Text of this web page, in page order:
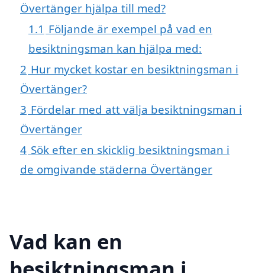
Övertänger hjälpa till med?
1.1 Följande är exempel på vad en
besiktningsman kan hjälpa med:
2 Hur mycket kostar en besiktningsman i
Övertänger?
3 Fördelar med att välja besiktningsman i
Övertänger
4 Sök efter en skicklig besiktningsman i
de omgivande städerna Övertänger
Vad kan en